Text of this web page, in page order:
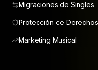
Migraciones de Singles
Protección de Derechos
Marketing Musical